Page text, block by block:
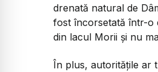
drenată natural de
fost încorsetată într-o
din lacul Morii și nu
În plus, autoritățile ar